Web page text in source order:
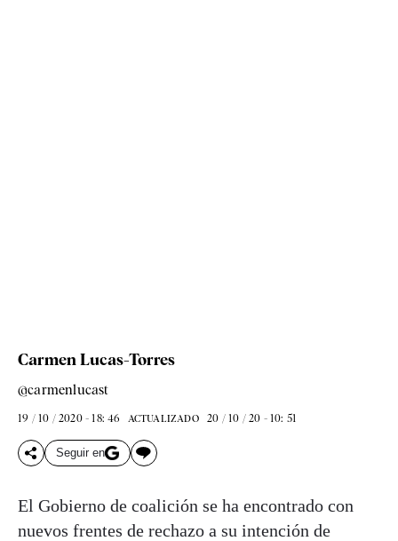
Carmen Lucas-Torres
@carmenlucast
19 / 10 / 2020 - 18: 46 ACTUALIZADO 20 / 10 / 20 - 10: 51
Seguir en
El Gobierno de coalición se ha encontrado con
nuevos frentes de rechazo a su intención de